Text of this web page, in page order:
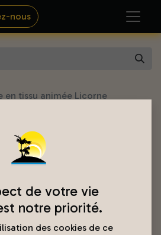
nous
en tissu animée Licorne
de votre vie
notre priorité.
des cookies de ce